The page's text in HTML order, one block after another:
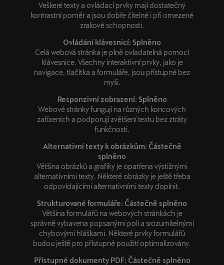
Veškeré texty a ovládací prvky mají dostatečný
kontrastní poměr a jsou dobře čitelné i při omezené
zrakové schopnosti.
Ovládání klávesnicí: Splněno
Celá webová stránka je plně ovladatelná pomocí
klávesnice. Všechny interaktivní prvky, jako je
navigace, tlačítka a formuláře, jsou přístupné bez
myši.
Responzivní zobrazení: Splněno
Webové stránky fungují na různých koncových
zařízeních a podporují zvětšení textu bez ztráty
funkčnosti.
Alternativní texty k obrázkům: Částečně
splněno
Většina obrázků a grafiky je opatřena výstižnými
alternativními texty. Některé obrázky je ještě třeba
odpovídajícími alternativními texty doplnit.
Strukturované formuláře: Částečně splněno
Většina formulářů na webových stránkách je
správně vybavena popsanými poli a srozumitelnými
chybovými hláškami. Některé prvky formulářů
budou ještě pro přístupné použití optimalizovány.
Přístupné dokumenty PDF: Částečně splněno